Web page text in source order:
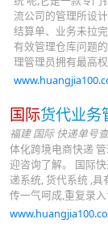
流公司的管理所设
结算单、业务未拉
有效管理仓库问题
理管理员拥有最高
国际货代业务
福建 国际 快递单号
体化跨境电商快递
迎咨询了解。 国际
递系统, 货代系统 ,
传一气呵成,重复录